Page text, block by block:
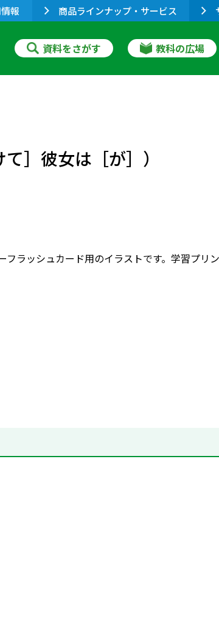
報 商品ラインナップ・サービス
資料をさがす 教科の広場
］彼女は［が］）
フラッシュカード用のイラストです。学習プ